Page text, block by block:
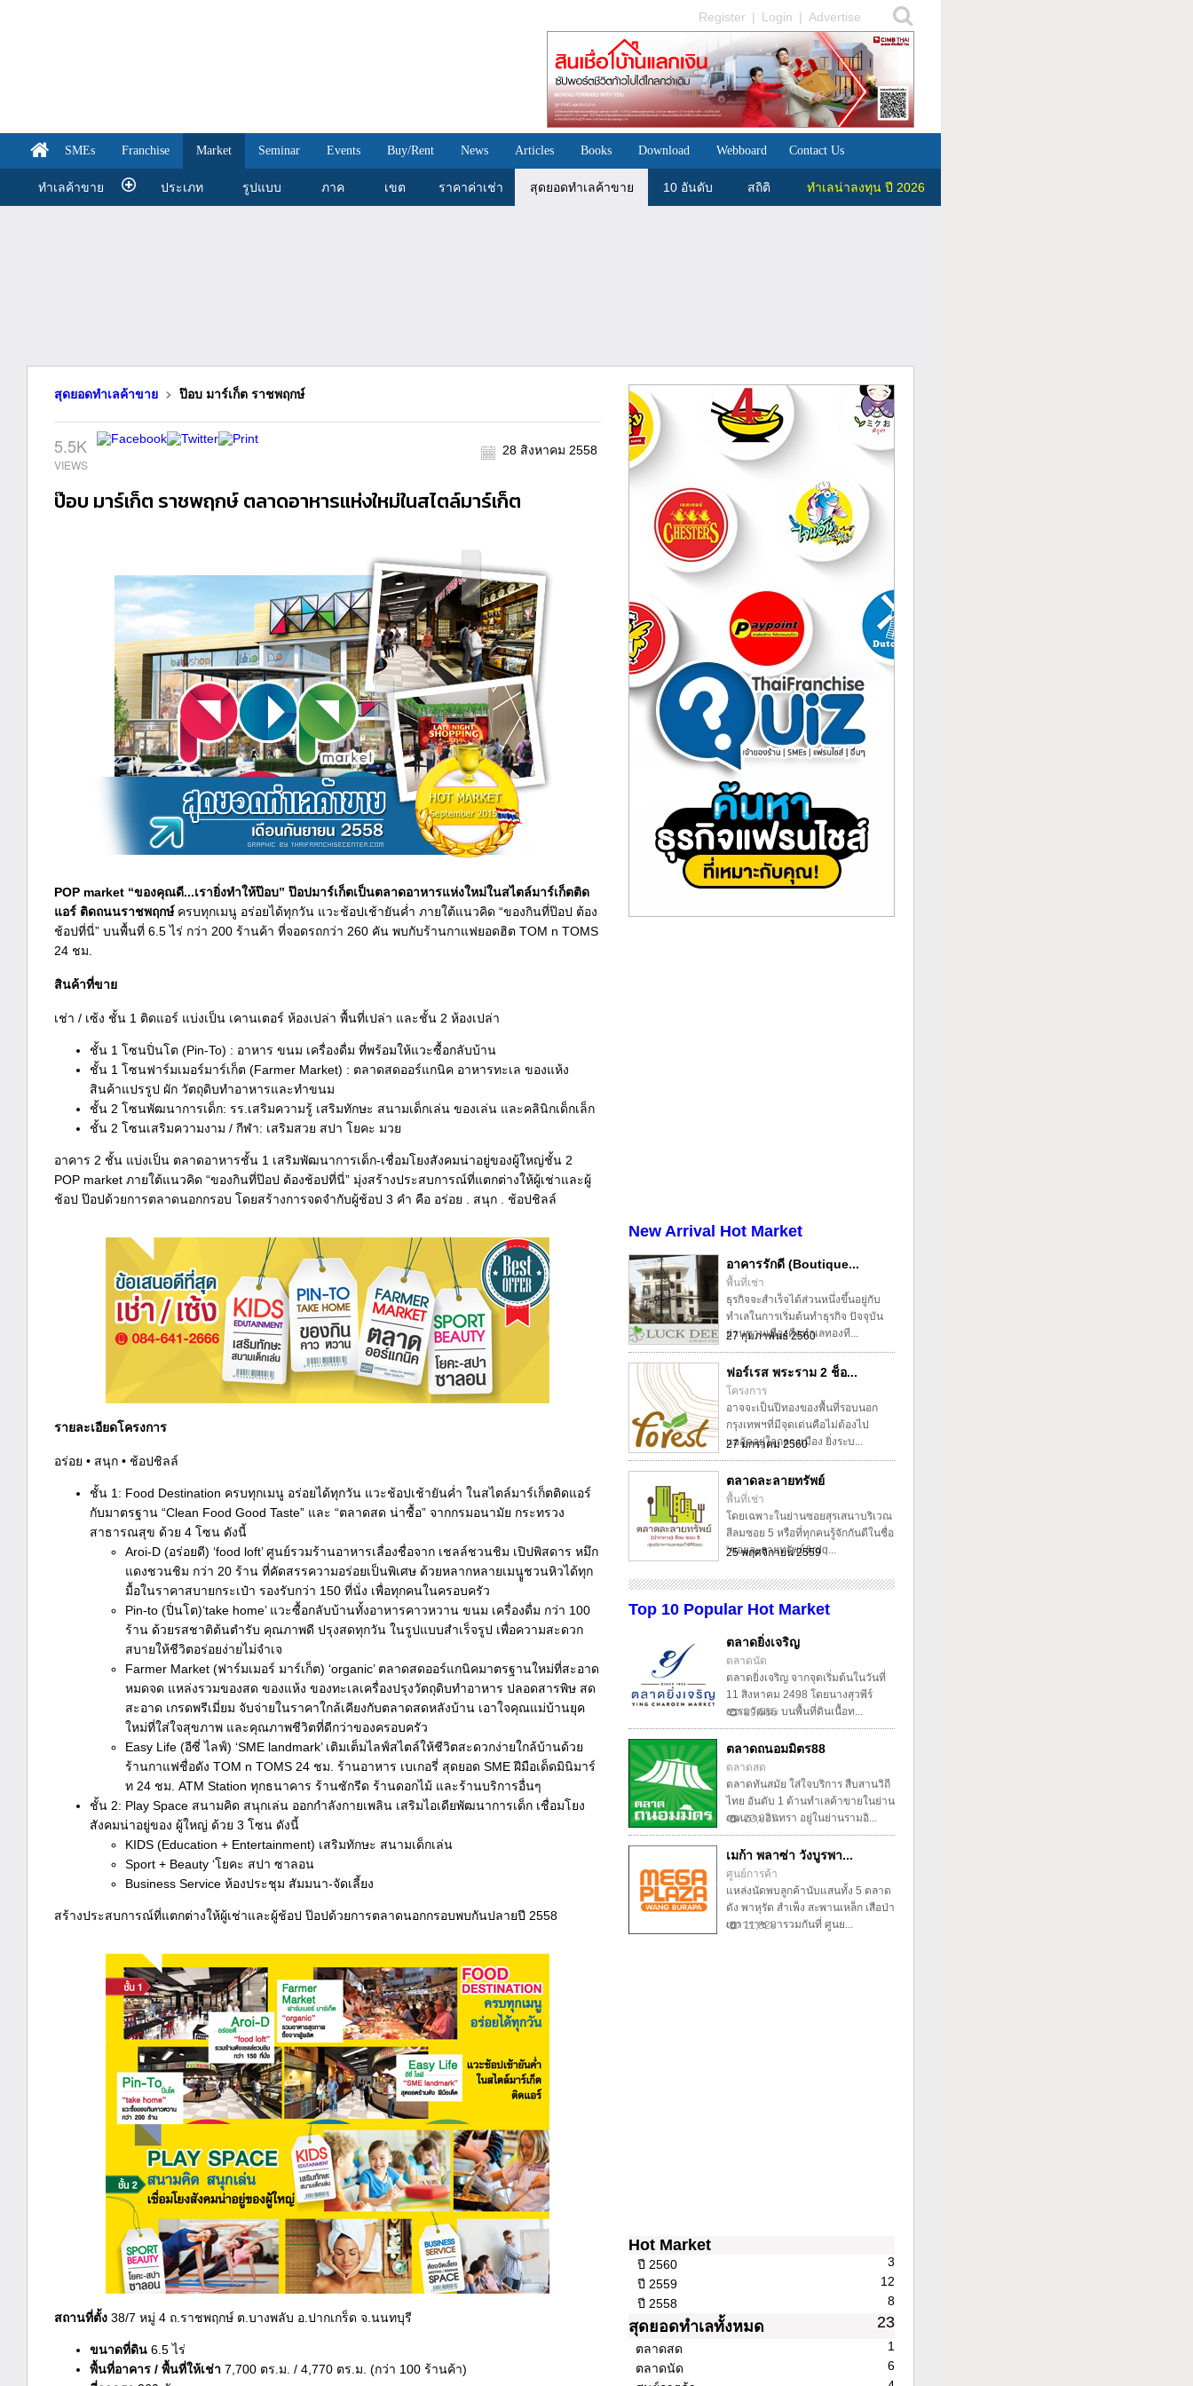
Register | Login | Advertise
SMEs Franchise Market Seminar Events Buy/Rent News Articles Books Download Webboard Contact Us
ทำเลค้าขาย ประเภท รูปแบบ ภาค เขต ราคาค่าเช่า สุดยอดทำเลค้าขาย 10 อันดับ สถิติ ทำเลน่าลงทุน ปี 2026
สุดยอดทำเลค้าขาย ป๊อบ มาร์เก็ต ราชพฤกษ์
5.5K 28 สิงหาคม 2558
ป๊อบ มาร์เก็ต ราชพฤกษ์ ตลาดอาหารแห่งใหม่ในสไตล์มาร์เก็ต
POP market “ของคุณดี...เรายิ่งทำให้ป๊อบ” ป๊อปมาร์เก็ตเป็นตลาดอาหารแห่งใหม่ในสไตล์มาร์เก็ตติด
แอร์ ติดถนนราชพฤกษ์ครบทุกเมนู อร่อยได้ทุกวัน แวะช้อปเช้ายันค่ำ ภายใต้แนวคิด “ของกินที่ป๊อป ต้อง
ช้อปที่นี่” บนพื้นที่ 6.5 ไร่ กว่า 200 ร้านค้า ที่จอดรถกว่า 260 คัน พบกับร้านกาแฟยอดฮิต TOM n TOMS
24 ชม.
สินค้าที่ขาย
เช่า / เซ้ง ชั้น 1 ติดแอร์ แบ่งเป็น เคานเตอร์ ห้องเปล่า พื้นที่เปล่า และชั้น 2 ห้องเปล่า
ชั้น 1 โซนปิ่นโต (Pin-To) : อาหาร ขนม เครื่องดื่ม ที่พร้อมให้แวะซื้อกลับบ้าน
ชั้น 1 โซนฟาร์มเมอร์มาร์เก็ต (Farmer Market) : ตลาดสดออร์แกนิค อาหารทะเล ของแห้ง
สินค้าแปรรูป ผัก วัตถุดิบทำอาหารและทำขนม
ชั้น 2 โซนพัฒนาการเด็ก: รร.เสริมความรู้ เสริมทักษะ สนามเด็กเล่น ของเล่น และคลินิกเด็กเล็ก
ชั้น 2 โซนเสริมความงาม / กีฬา: เสริมสวย สปา โยคะ มวย
อาคาร 2 ชั้น แบ่งเป็น ตลาดอาหารชั้น 1 เสริมพัฒนาการเด็ก-เชื่อมโยงสังคมน่าอยู่ของผู้ใหญ่ชั้น 2
POP market ภายใต้แนวคิด “ของกินที่ป๊อป ต้องช้อปที่นี่” มุ่งสร้างประสบการณ์ที่แตกต่างให้ผู้เช่าและผู้
ช้อป ป๊อปด้วยการตลาดนอกกรอบ โดยสร้างการจดจำกับผู้ช้อป 3 คำ คือ อร่อย . สนุก . ช้อปชิลล์
รายละเอียดโครงการ
อร่อย • สนุก • ช้อปชิลล์
ชั้น 1: Food Destination ครบทุกเมนู อร่อยได้ทุกวัน แวะช้อปเช้ายันค่ำ ในสไตล์มาร์เก็ตติดแอร์
กับมาตรฐาน “Clean Food Good Taste” และ “ตลาดสด น่าซื้อ” จากกรมอนามัย กระทรวง
สาธารณสุข ด้วย 4 โซน ดังนี้
Aroi-D (อร่อยดี) ‘food loft’ ศูนย์รวมร้านอาหารเลื่องชื่อจาก เชลล์ชวนชิม เปิปพิสดาร หมึก
แดงชวนชิม กว่า 20 ร้าน ที่คัดสรรความอร่อยเป็นพิเศษ ด้วยหลากหลายเมนููชวนหิวได้ทุก
มื้อในราคาสบายกระเป๋า รองรับกว่า 150 ที่นั่ง เพื่อทุกคนในครอบครัว
Pin-to (ปิ่นโต)‘take home’ แวะซื้อกลับบ้านทั้งอาหารคาวหวาน ขนม เครื่องดื่ม กว่า 100
ร้าน ด้วยรสชาติต้นตำรับ คุณภาพดี ปรุงสดทุกวัน ในรูปแบบสำเร็จรูป เพื่อความสะดวก
สบายให้ชีวิตอร่อยง่ายไม่จำเจ
Farmer Market (ฟาร์มเมอร์ มาร์เก็ต) ‘organic’ ตลาดสดออร์แกนิคมาตรฐานใหม่ที่สะอาด
หมดจด แหล่งรวมของสด ของแห้ง ของทะเลเครื่องปรุงวัตถุดิบทำอาหาร ปลอดสารพิษ สด
สะอาด เกรดพรีเมี่ยม จับจ่ายในราคาใกล้เคียงกับตลาดสดหลังบ้าน เอาใจคุณแม่บ้านยุค
ใหม่ที่ใส่ใจสุขภาพ และคุณภาพชีวิตที่ดีกว่าของครอบครัว
Easy Life (อีซี่ ไลฟ์) ‘SME landmark’ เติมเต็มไลฟ์สไตล์ให้ชีวิตสะดวกง่ายใกล้บ้านด้วย
ร้านกาแฟชื่อดัง TOM n TOMS 24 ชม. ร้านอาหาร เบเกอรี่ สุดยอด SME ฝีมือเด็ดมินิมาร์
ท 24 ชม. ATM Station ทุกธนาคาร ร้านซักรีด ร้านดอกไม้ และร้านบริการอื่นๆ
ชั้น 2: Play Space สนามคิด สนุกเล่น ออกกำลังกายเพลิน เสริมไอเดียพัฒนาการเด็ก เชื่อมโยง
สังคมน่าอยู่ของ ผู้ใหญ่ ด้วย 3 โซน ดังนี้
KIDS (Education + Entertainment) เสริมทักษะ สนามเด็กเล่น
Sport + Beauty ‘โยคะ สปา ซาลอน
Business Service ห้องประชุม สัมมนา-จัดเลี้ยง
สร้างประสบการณ์ที่แตกต่างให้ผู้เช่าและผู้ช้อป ป๊อปด้วยการตลาดนอกกรอบพบกันปลายปี 2558
สถานที่ตั้ง 38/7 หมู่ 4 ถ.ราชพฤกษ์ ต.บางพลับ อ.ปากเกร็ด จ.นนทบุรี
ขนาดที่ดิน 6.5 ไร่
พื้นที่อาคาร / พื้นที่ให้เช่า 7,700 ตร.ม. / 4,770 ตร.ม. (กว่า 100 ร้านค้า)
New Arrival Hot Market
27 กุมภาพันธ์ 2560
อาคารรักดี (Boutique...
พื้นที่เช่า
ธุรกิจจะสำเร็จได้ส่วนหนึ่งขึ้นอยู่กับ
ทำเลในการเริ่มต้นทำธุรกิจ ปัจจุบัน
ย่านชานเมืองคือทำเลทองที...
27 มกราคม 2560
ฟอร์เรส พระราม 2 ช็อ...
โครงการ
อาจจะเป็นปีทองของพื้นที่รอบนอก
กรุงเทพฯที่มีจุดเด่นคือไม่ต้องไป
แออัดอยู่ใจกลางเมือง ยิ่งระบ...
25 พฤศจิกายน 2559
ตลาดละลายทรัพย์
พื้นที่เช่า
โดยเฉพาะในย่านซอยสุรเสนาบริเวณ
สีลมซอย 5 หรือที่ทุกคนรู้จักกันดีในชื่อ
“ซอยละลายทรัพย์&rdq...
Top 10 Popular Hot Market
19,585
ตลาดยิ่งเจริญ
ตลาดนัด
ตลาดยิ่งเจริญ จากจุดเริ่มต้นในวันที่
11 สิงหาคม 2498 โดยนางสุวพีร์
ธรรมวัฒนะ บนพื้นที่ดินเนื้อท...
13,377
ตลาดถนอมมิตร88
ตลาดสด
ตลาดทันสมัย ใส่ใจบริการ สืบสานวิถี
ไทย อันดับ 1 ด้านทำเลค้าขายในย่าน
ถนนรามอินทรา อยู่ในย่านรามอิ...
11,828
เมก้า พลาซ่า วังบูรพา...
ศูนย์การค้า
แหล่งนัดพบลูกค้านับแสนทั้ง 5 ตลาด
ดัง พาหุรัด สำเพ็ง สะพานเหล็ก เสือป่า
เยาวราช มารวมกันที่ ศูนย...
Hot Market
ปี 2560
3
ปี 2559
12
ปี 2558
8
สุดยอดทำเลทั้งหมด 23
ตลาดสด
1
ตลาดนัด
6